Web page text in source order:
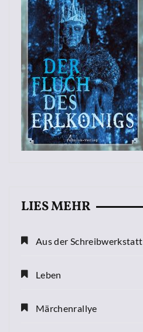
LIES MEHR
Aus der Schreibwerkstatt
Leben
Märchenrallye